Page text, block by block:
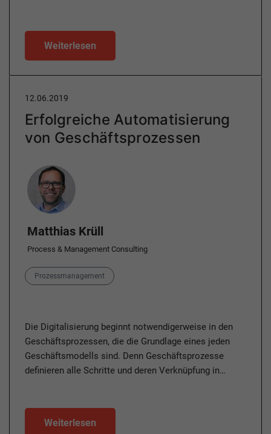
Weiterlesen
12.06.2019
Erfolgreiche Automatisierung
von Geschäftsprozessen
Author
Matthias Krüll
Process & Management Consulting
Category
Prozessmanagement
Die Digitalisierung beginnt notwendigerweise in den
Geschäftsprozessen, die die Grundlage eines jeden
Geschäftsmodells sind. Denn Geschäftsprozesse
definieren alle Schritte und deren Verknüpfung in…
Weiterlesen